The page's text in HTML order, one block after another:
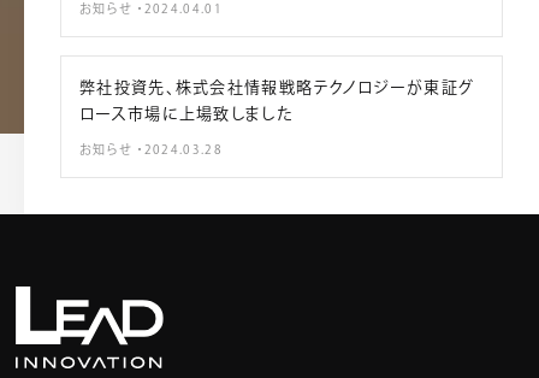
お知らせ ・2024.04.01
弊社投資先、株式会社情報戦略テクノロジーが東証グ
ロース市場に上場致しました
お知らせ ・2024.03.28